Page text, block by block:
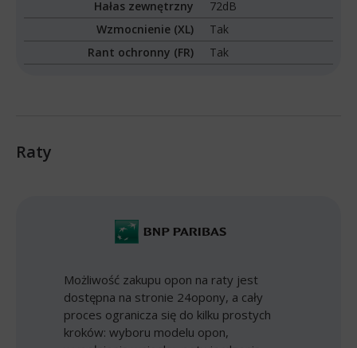
Hałas zewnętrzny
72dB
Wzmocnienie (XL)
Tak
Rant ochronny (FR)
Tak
Raty
Możliwość zakupu opon na raty jest
dostępna na stronie 24opony, a cały
proces ogranicza się do kilku prostych
kroków: wyboru modelu opon,